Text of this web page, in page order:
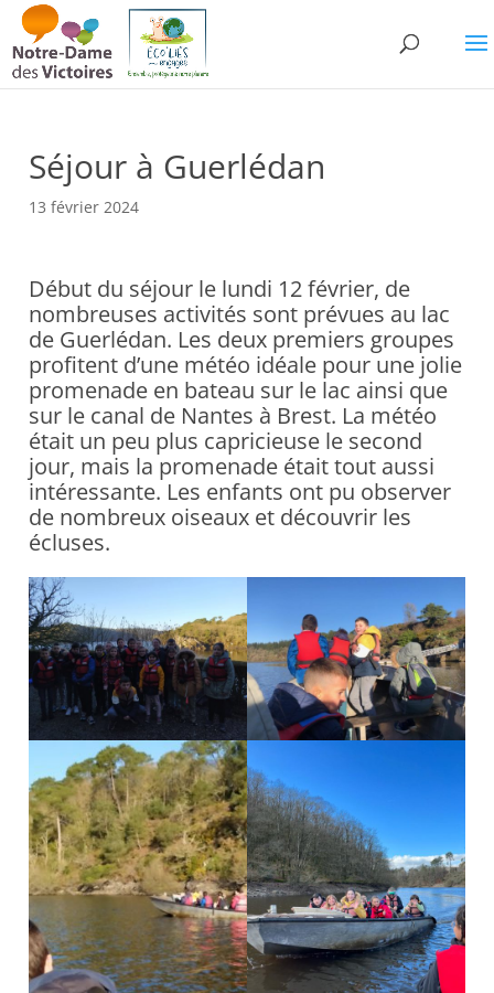
Séjour à Guerlédan
13 février 2024
Début du séjour le lundi 12 février, de
nombreuses activités sont prévues au lac
de Guerlédan. Les deux premiers groupes
profitent d’une météo idéale pour une jolie
promenade en bateau sur le lac ainsi que
sur le canal de Nantes à Brest. La météo
était un peu plus capricieuse le second
jour, mais la promenade était tout aussi
intéressante. Les enfants ont pu observer
de nombreux oiseaux et découvrir les
écluses.